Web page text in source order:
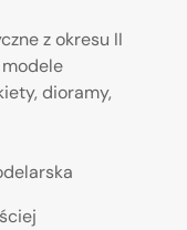
z okresu II
dioramy,